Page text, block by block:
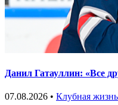
Данил Гатауллин: «Все
07.08.2026 • Клубная жизнь